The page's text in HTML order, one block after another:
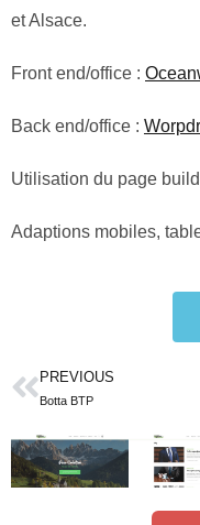
et Alsace.
Front end/office :
Back end/office :
Utilisation du page
Adaptions mobiles,
PREVIOUS
Botta BTP